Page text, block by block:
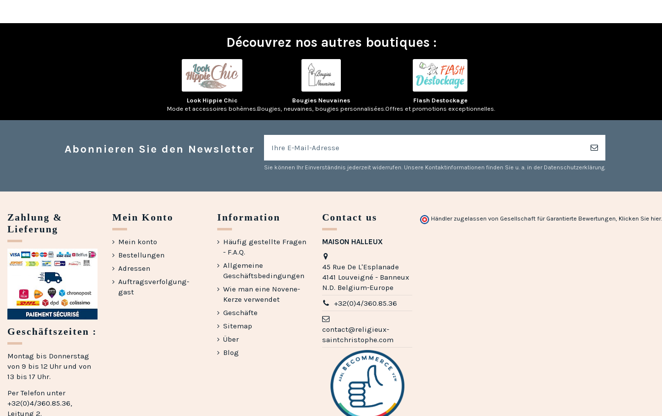
Découvrez nos autres boutiques :
Look Hippie Chic
Mode et accessoires bohèmes.
Bougies Neuvaines
Bougies, neuvaines, bougies personnalisées.
Flash Destockage
Offres et promotions exceptionnelles.
Abonnieren Sie den Newsletter
Sie können Ihr Einverständnis jederzeit widerrufen. Unsere Kontaktinformationen finden Sie u. a. in der Datenschutzerklärung.
Zahlung &
Lieferung
Geschäftszeiten :
Montag bis Donnerstag
von 9 bis 12 Uhr und von
13 bis 17 Uhr.
Per Telefon unter
+32(0)4/360.85.36,
Leitung 2.
Mein Konto
Mein konto
Bestellungen
Adressen
Auftragsverfolgung-
gast
Information
Häufig gestellte Fragen
- F.A.Q.
Allgemeine
Geschäftsbedingungen
Wie man eine Novene-
Kerze verwendet
Geschäfte
Sitemap
Über
Blog
Contact us
MAISON HALLEUX
45 Rue De L'Esplanade
4141 Louveigné - Banneux
N.D. Belgium-Europe
+32(0)4/360.85.36
contact@religieux-
saintchristophe.com
Händler zugelassen von Gesellschaft für Garantierte Bewertungen, Klicken Sie hier.